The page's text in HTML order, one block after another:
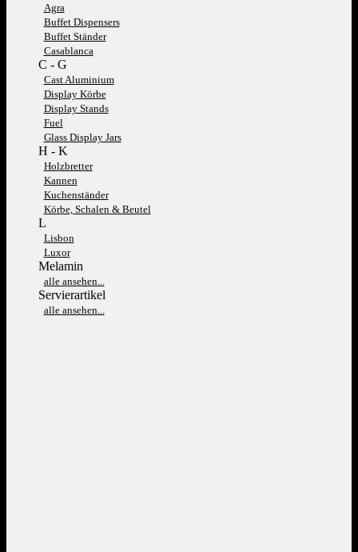
Agra
Buffet Dispensers
Buffet Ständer
Casablanca
C - G
Cast Aluminium
Display Körbe
Display Stands
Fuel
Glass Display Jars
H - K
Holzbretter
Kannen
Kuchenständer
Körbe, Schalen & Beutel
L
Lisbon
Luxor
Melamin
alle ansehen...
Servierartikel
alle ansehen...